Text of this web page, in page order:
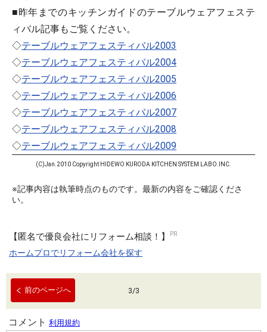
■昨年までのキッチンガイドのテーブルウェアフェステ
ィバル記事もご覧ください。
◇テーブルウェアフェスティバル2003
◇テーブルウェアフェスティバル2004
◇テーブルウェアフェスティバル2005
◇テーブルウェアフェスティバル2006
◇テーブルウェアフェスティバル2007
◇テーブルウェアフェスティバル2008
◇テーブルウェアフェスティバル2009
(C)Jan.2010 Copyright HIDEWO KURODA KITCHEN SYSTEM LABO.INC.
※記事内容は執筆時点のものです。最新の内容をご確認くださ
い。
【匿名で優良会社にリフォーム相談！】
ホームプロでリフォーム会社を探す
前のページへ 3/3